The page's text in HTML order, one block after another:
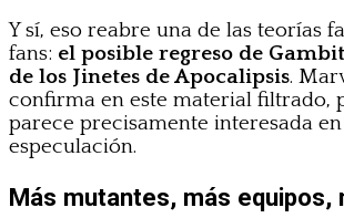
Y sí, eso reabre una de las teorías
fans: el posible regreso de
de los Jinetes de Apocalipsis.
confirma en este material filtrado,
parece precisamente interesada
especulación.
Más mutantes, más equipos,